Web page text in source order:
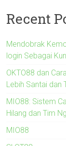
Recent
Mendobrak
login Sebagai
OKTO88 dan
Lebih Santai dan
MIO88: Sistem
Hilang dan Tim
MIO88